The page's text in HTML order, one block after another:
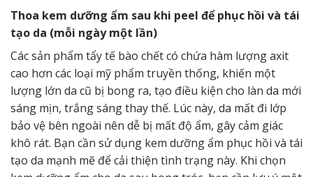
Thoa kem dưỡng ẩm sau khi peel để phục hồi và tái
tạo da (mỗi ngày một lần)
Các sản phẩm tẩy tế bào chết có chứa hàm lượng axit
cao hơn các loại mỹ phẩm truyền thống, khiến một
lượng lớn da cũ bị bong ra, tạo điều kiện cho làn da mới
sáng mịn, trắng sáng thay thế. Lúc này, da mất đi lớp
bảo vệ bên ngoài nên dễ bị mất độ ẩm, gây cảm giác
khô rát. Bạn cần sử dụng kem dưỡng ẩm phục hồi và tái
tạo da mạnh mẽ để cải thiện tình trạng này. Khi chọn